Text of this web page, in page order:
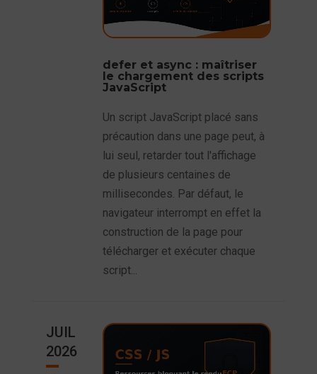
defer et async : maîtriser
le chargement des scripts
JavaScript
Un script JavaScript placé sans
précaution dans une page peut, à
lui seul, retarder tout l'affichage
de plusieurs centaines de
millisecondes. Par défaut, le
navigateur interrompt en effet la
construction de la page pour
télécharger et exécuter chaque
script...
JUIL
2026